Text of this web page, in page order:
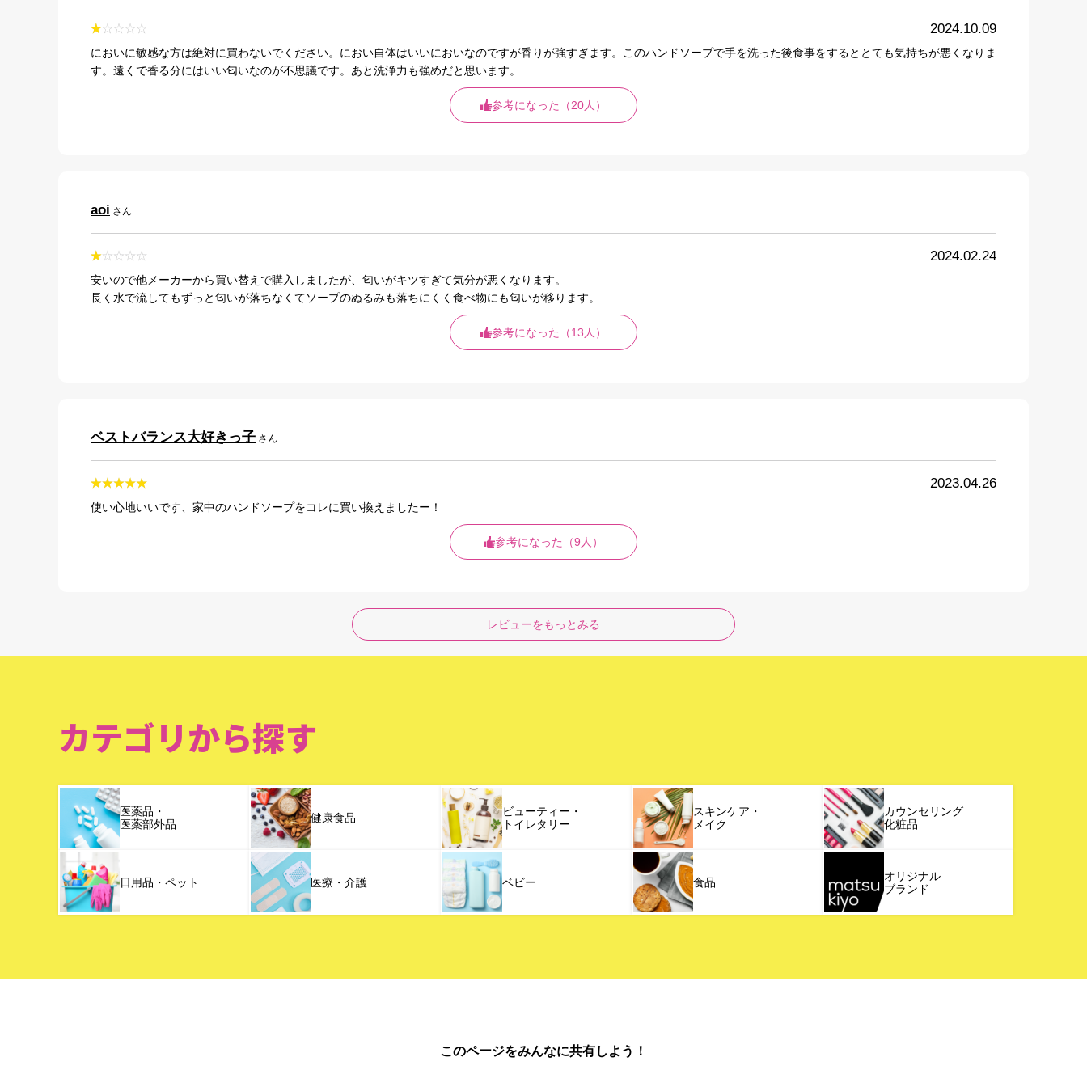
2024.10.09
においに敏感な方は絶対に買わないでください。におい自体はいいにおいなのですが香りが強すぎます。このハンドソープで手を洗った後食事をするととても気持ちが悪くなりま
す。遠くで香る分にはいい匂いなのが不思議です。あと洗浄力も強めだと思います。
参考になった（20人）
aoi さん
2024.02.24
安いので他メーカーから買い替えで購入しましたが、匂いがキツすぎて気分が悪くなります。
長く水で流してもずっと匂いが落ちなくてソープのぬるみも落ちにくく食べ物にも匂いが移ります。
参考になった（13人）
ベストバランス大好きっ子 さん
2023.04.26
使い心地いいです、家中のハンドソープをコレに買い換えましたー！
参考になった（9人）
レビューをもっとみる
カテゴリから探す
医薬品・
医薬部外品
健康食品
ビューティー・
トイレタリー
スキンケア・
メイク
カウンセリング
化粧品
日用品・ペット 医療・介護 ベビー 食品
オリジナル
ブランド
このページをみんなに共有しよう！